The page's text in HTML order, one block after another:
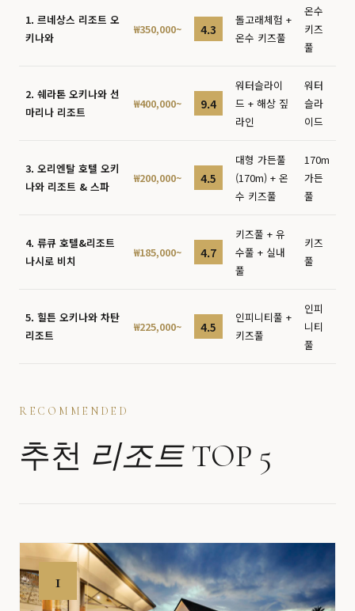
1. 르네상스 리조트 오
키나와
₩350,000~ 4.3
돌고래체험 +
온수 키즈풀
온수
키즈
풀
2. 쉐라톤 오키나와 선
마리나 리조트
₩400,000~ 9.4
워터슬라이
드 + 해상 짚
라인
워터
슬라
이드
3. 오리엔탈 호텔 오키
나와 리조트 & 스파
₩200,000~ 4.5
대형 가든풀
(170m) + 온
수 키즈풀
170m
가든
풀
4. 류큐 호텔&리조트
나시로 비치
₩185,000~ 4.7
키즈풀 + 유
수풀 + 실내
풀
키즈
풀
5. 힐튼 오키나와 차탄
리조트
₩225,000~ 4.5
인피니티풀 +
키즈풀
인피
니티
풀
RECOMMENDED
추천 리조트 TOP 5
1